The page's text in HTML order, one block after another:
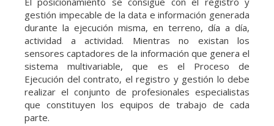
gestión impecable de la data e información generada
durante la ejecución misma, en terreno, día a día,
actividad a actividad. Mientras no existan los
sensores captadores de la información que genera el
sistema multivariable, que es el Proceso de
Ejecución del contrato, el registro y gestión lo debe
realizar el conjunto de profesionales especialistas
que constituyen los equipos de trabajo de cada
parte.